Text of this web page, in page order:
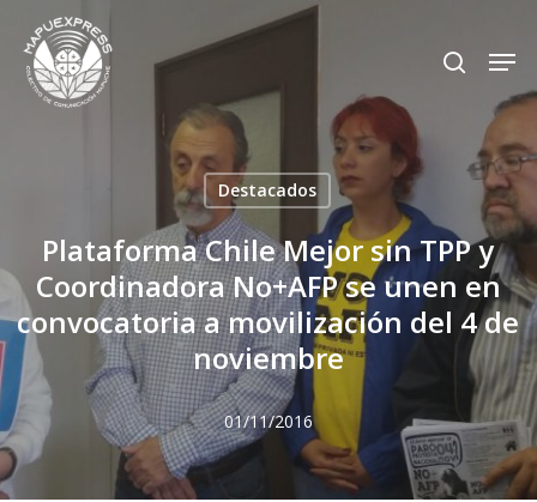
main
search
Destacados
Plataforma Chile Mejor sin TPP y
Coordinadora No+AFP se unen en
convocatoria a movilización del 4 de
noviembre
01/11/2016
Close
Menu